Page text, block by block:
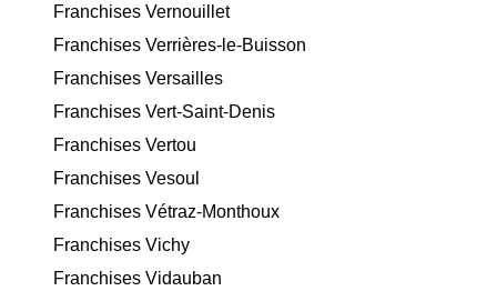
Franchises Vernouillet
Franchises Verrières-le-Buisson
Franchises Versailles
Franchises Vert-Saint-Denis
Franchises Vertou
Franchises Vesoul
Franchises Vétraz-Monthoux
Franchises Vichy
Franchises Vidauban